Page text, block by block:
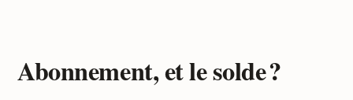
Abonnement, et le solde ?